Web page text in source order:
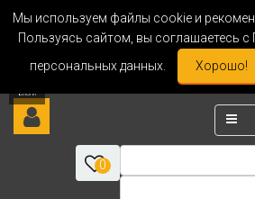
Мы используем файлы cookie и
Пользуясь сайтом, вы соглашаетесь
персональных данных.
Хорошо!
0